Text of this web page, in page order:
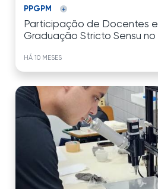
PPGPM
Participação de Docentes
Graduação Stricto Sensu no
HÁ 10 MESES